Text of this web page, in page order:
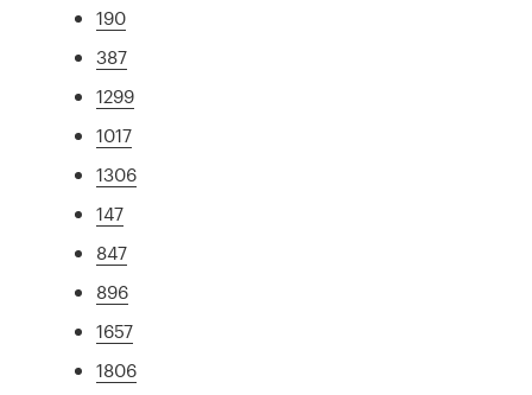
190
387
1299
1017
1306
147
847
896
1657
1806